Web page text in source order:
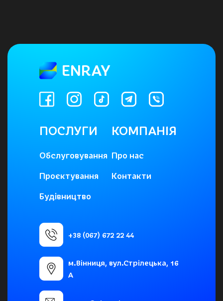
ENRAY
ПОСЛУГИ
Обслуговування
Проєктування
Будівництво
КОМПАНІЯ
Про нас
Контакти
+38 (067) 672 22 44
м.Вінниця, вул.Стрілецька, 16
А